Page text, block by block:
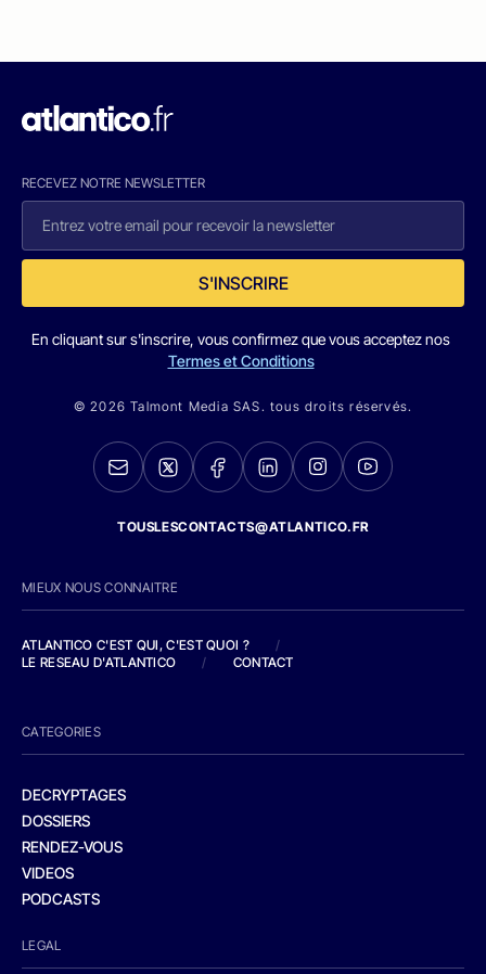
RECEVEZ NOTRE NEWSLETTER
S'INSCRIRE
En cliquant sur s'inscrire, vous confirmez que vous acceptez nos
Termes et Conditions
© 2026 Talmont Media SAS. tous droits réservés.
TOUSLESCONTACTS@ATLANTICO.FR
MIEUX NOUS CONNAITRE
ATLANTICO C'EST QUI, C'EST QUOI ?
/
LE RESEAU D'ATLANTICO
/ CONTACT
CATEGORIES
DECRYPTAGES
DOSSIERS
RENDEZ-VOUS
VIDEOS
PODCASTS
LEGAL